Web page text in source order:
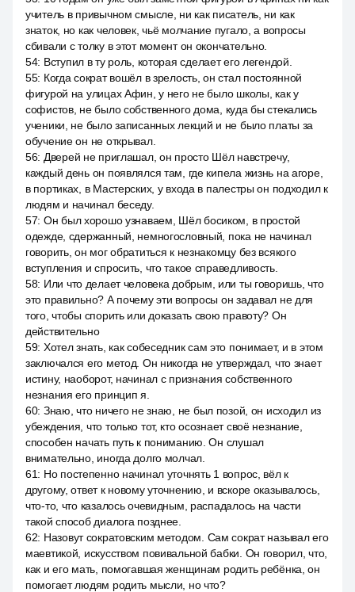
учитель в привычном смысле, ни как писатель, ни как
знаток, но как человек, чьё молчание пугало, а вопросы
сбивали с толку в этот момент он окончательно.
54: Вступил в ту роль, которая сделает его легендой.
55: Когда сократ вошёл в зрелость, он стал постоянной
фигурой на улицах Афин, у него не было школы, как у
софистов, не было собственного дома, куда бы стекались
ученики, не было записанных лекций и не было платы за
обучение он не открывал.
56: Дверей не приглашал, он просто Шёл навстречу,
каждый день он появлялся там, где кипела жизнь на агоре,
в портиках, в Мастерских, у входа в палестры он подходил к
людям и начинал беседу.
57: Он был хорошо узнаваем, Шёл босиком, в простой
одежде, сдержанный, немногословный, пока не начинал
говорить, он мог обратиться к незнакомцу без всякого
вступления и спросить, что такое справедливость.
58: Или что делает человека добрым, или ты говоришь, что
это правильно? А почему эти вопросы он задавал не для
того, чтобы спорить или доказать свою правоту? Он
действительно
59: Хотел знать, как собеседник сам это понимает, и в этом
заключался его метод. Он никогда не утверждал, что знает
истину, наоборот, начинал с признания собственного
незнания его принцип я.
60: Знаю, что ничего не знаю, не был позой, он исходил из
убеждения, что только тот, кто осознает своё незнание,
способен начать путь к пониманию. Он слушал
внимательно, иногда долго молчал.
61: Но постепенно начинал уточнять 1 вопрос, вёл к
другому, ответ к новому уточнению, и вскоре оказывалось,
что-то, что казалось очевидным, распадалось на части
такой способ диалога позднее.
62: Назовут сократовским методом. Сам сократ называл его
маевтикой, искусством повивальной бабки. Он говорил, что,
как и его мать, помогавшая женщинам родить ребёнка, он
помогает людям родить мысли, но что?